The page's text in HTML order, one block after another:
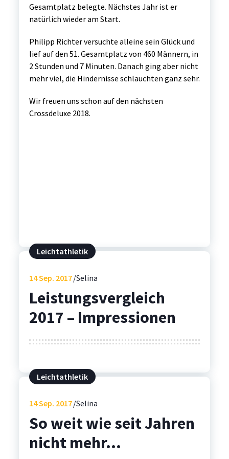
Gesamtplatz belegte. Nächstes Jahr ist er
natürlich wieder am Start.
Philipp Richter versuchte alleine sein Glück und
lief auf den 51. Gesamtplatz von 460 Männern, in
2 Stunden und 7 Minuten. Danach ging aber nicht
mehr viel, die Hindernisse schlauchten ganz sehr.
Wir freuen uns schon auf den nächsten
Crossdeluxe 2018.
Leichtathletik
14Sep. 2017 Selina
Leistungsvergleich
2017 – Impressionen
Leichtathletik
14Sep. 2017 Selina
So weit wie seit Jahren
nicht mehr…